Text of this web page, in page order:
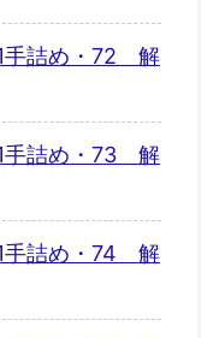
手詰め・72 解
手詰め・73 解
手詰め・74 解